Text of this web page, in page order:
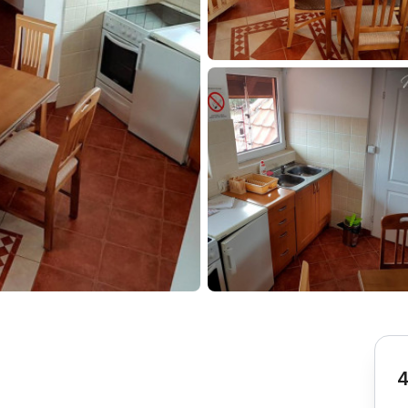
Subotica Nova Varoš Valjevo
Uvac Kruševac Pirot
Novi Pazar Zrenjanin Vršac
Milanovac Raška Leskovac
Požarevac Senta
Sremska
Mitrovica
Ljubovija
Bela Crkva Negotin